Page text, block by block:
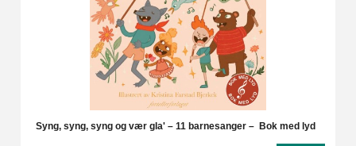
Syng, syng, syng og vær gla' – 11 barnesanger – Bok med lyd